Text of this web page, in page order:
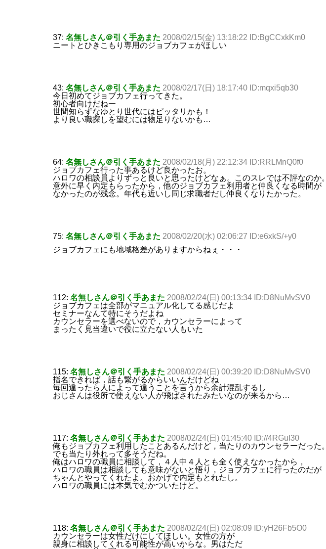
37: 名無しさん＠引く手あまた 2008/02/15(金) 13:18:22 ID:BgCCxkKm0
ニートとひきこもり専用のジョブカフェがほしい
43: 名無しさん＠引く手あまた 2008/02/17(日) 18:17:40 ID:mqxi5qb30
今日初めてジョブカフェ行ってきた。
初心者向けだねー
世間知らずなゆとり世代にはピッタリかも！
より良い職探しを望むには物足りないかも…
64: 名無しさん＠引く手あまた 2008/02/18(月) 22:12:34 ID:RRLMnQ0f0
ジョブカフェ行った事あるけど良かったお。
ハロワの相談員よりずっと良いと思ったけどなぁ。このスレでは不評なのか。
意外に早く内定もらったから，他のジョブカフェ利用者と仲良くなる時間が
なかったのが残念。年代も近いし同じ求職者だし仲良くなりたかった。
75: 名無しさん＠引く手あまた 2008/02/20(水) 02:06:27 ID:e6xkS/+y0
ジョブカフェにも地域格差がありますからねぇ・・・
112: 名無しさん＠引く手あまた 2008/02/24(日) 00:13:34 ID:D8NuMvSV0
ジョブカフェは全部がマニュアル化してる感じだよ
セミナーなんて特にそうだよね
カウンセラーを選べないので，カウンセラーによって
まったく見当違いで役に立たない人もいた
115: 名無しさん＠引く手あまた 2008/02/24(日) 00:39:20 ID:D8NuMvSV0
指名できれば，話も繋がるからいいんだけどね
毎回違ったら人によって違うことを言うから余計混乱するし
おじさんは役所で使えない人が飛ばされたみたいなのが来るから…
117: 名無しさん＠引く手あまた 2008/02/24(日) 01:45:40 ID://4RGuI30
俺もジョブカフェ利用したことあるんだけど，当たりのカウンセラーだった。
でも当たり外れって多そうだね。
俺はハロワの職員に相談して，４人中４人とも全く使えなかったから，
ハロワの職員は相談しても意味がないと悟り，ジョブカフェに行ったのだが
ちゃんとやってくれたよ。おかげで内定もとれたし。
ハロワの職員には本気でむかついたけど。
118: 名無しさん＠引く手あまた 2008/02/24(日) 02:08:09 ID:yH26Fb5O0
カウンセラーは女性だけにしてほしい。女性の方が
親身に相談してくれる可能性が高いからな。男はただ